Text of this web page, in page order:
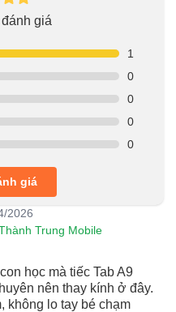
giá
1
0
0
0
0
giá
2026
Trung Mobile
học mà tiếc Tab A9
nên thay kính ở đây.
không lo tay bé chạm